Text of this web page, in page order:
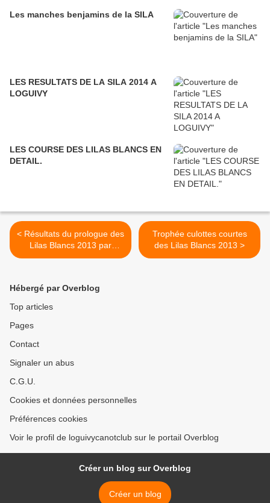
Les manches benjamins de la SILA
LES RESULTATS DE LA SILA 2014 A
LOGUIVY
LES COURSE DES LILAS BLANCS EN
DETAIL.
< Résultats du prologue des
Lilas Blancs 2013 par
groupe
Trophée culottes courtes
des Lilas Blancs 2013 >
Hébergé par Overblog
Top articles
Pages
Contact
Signaler un abus
C.G.U.
Cookies et données personnelles
Préférences cookies
Voir le profil de loguivycanotclub sur le portail Overblog
Créer un blog sur Overblog
Créer un blog